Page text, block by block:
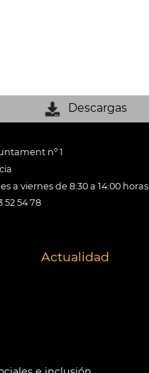
Descargas
nº 1
a viernes de 8:30 a 14:00 horas
52 54 78
Actualidad